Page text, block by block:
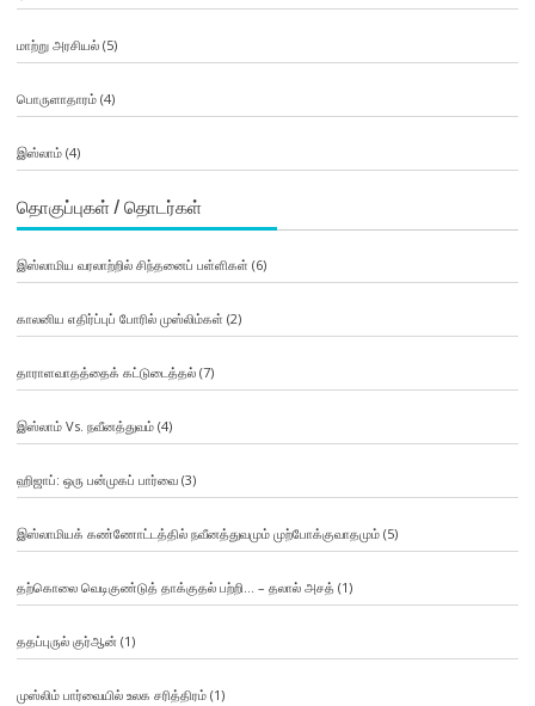
மாற்று அரசியல்(5)
பொருளாதாரம்(4)
இஸ்லாம்(4)
தொகுப்புகள் / தொடர்கள்
இஸ்லாமிய வரலாற்றில் சிந்தனைப் பள்ளிகள் (6)
காலனிய எதிர்ப்புப் போரில் முஸ்லிம்கள் (2)
தாராளவாதத்தைக் கட்டுடைத்தல்(7)
இஸ்லாம் Vs. நவீனத்துவம்(4)
ஹிஜாப்: ஒரு பன்முகப் பார்வை(3)
இஸ்லாமியக் கண்ணோட்டத்தில் நவீனத்துவமும் முற்போக்குவாதமும்(5)
தற்கொலை வெடிகுண்டுத் தாக்குதல் பற்றி… – தலால் அசத் (1)
ததப்புருல் குர்ஆன் (1)
முஸ்லிம் பார்வையில் உலக சரித்திரம்(1)